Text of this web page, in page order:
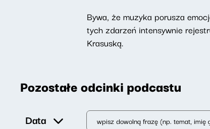
Bywa, że muzyka porusza
tych zdarzeń intensywnie
Krasuską.
Pozostałe odcinki podcastu
Data